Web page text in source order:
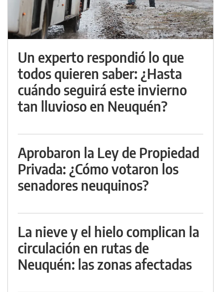
Un experto respondió lo que
todos quieren saber: ¿Hasta
cuándo seguirá este invierno
tan lluvioso en Neuquén?
Aprobaron la Ley de Propiedad
Privada: ¿Cómo votaron los
senadores neuquinos?
La nieve y el hielo complican la
circulación en rutas de
Neuquén: las zonas afectadas